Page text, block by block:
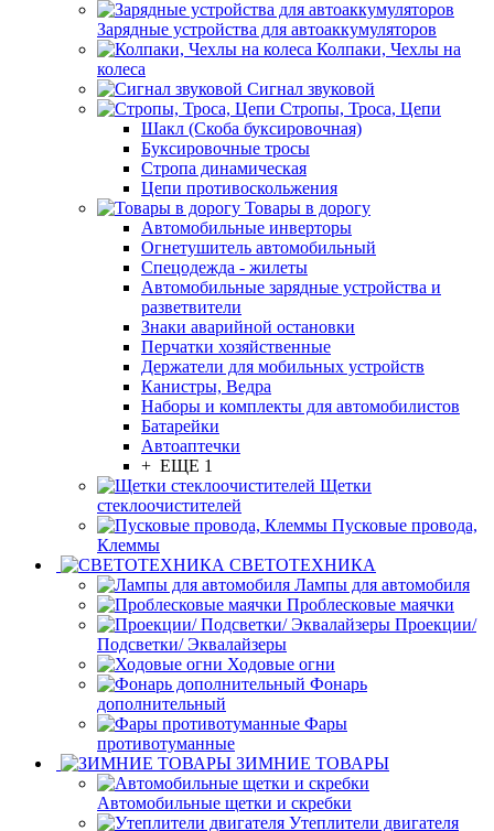
Зарядные устройства для автоаккумуляторов
Колпаки, Чехлы на
колеса
Сигнал звуковой
Стропы, Троса, Цепи
Шакл (Скоба буксировочная)
Буксировочные тросы
Стропа динамическая
Цепи противоскольжения
Товары в дорогу
Автомобильные инверторы
Огнетушитель автомобильный
Спецодежда - жилеты
Автомобильные зарядные устройства и
разветвители
Знаки аварийной остановки
Перчатки хозяйственные
Держатели для мобильных устройств
Канистры, Ведра
Наборы и комплекты для автомобилистов
Батарейки
Автоаптечки
+ ЕЩЕ 1
Щетки
стеклоочистителей
Пусковые провода,
Клеммы
СВЕТОТЕХНИКА
Лампы для автомобиля
Проблесковые маячки
Проекции/
Подсветки/ Эквалайзеры
Ходовые огни
Фонарь
дополнительный
Фары
противотуманные
ЗИМНИЕ ТОВАРЫ
Автомобильные щетки и скребки
Утеплители двигателя